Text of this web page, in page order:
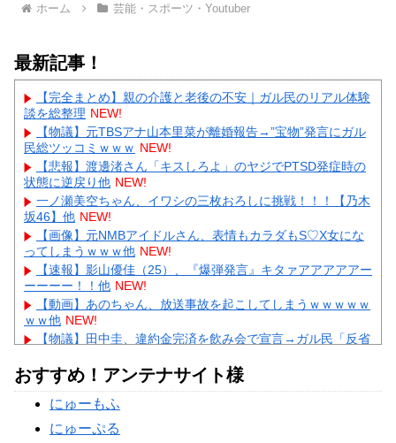
ホーム 芸能・スポーツ・Youtuber
最新記事！
【完全まとめ】親の介護と老後の不安｜ガル民のリアル体験
談を総整理 NEW!
【物議】元TBSアナ山本里菜が離婚報告→”宝物”発言にガル
民総ツッコミｗｗｗ NEW!
【悲報】渡邊渚さん「キスしろよ」のヤジでPTSD発症時の
状態に逆戻り他 NEW!
一ノ瀬美空ちゃん、イワシの三枚おろしに挑戦！！！【乃木
坂46】他 NEW!
【画像】元NMBアイドルさん、表情もカラダもS♡X女にな
ってしまうｗｗｗ他 NEW!
【速報】影山優佳（25）、『爆弾発言』キタァアアアアアー
ーーーー！！他 NEW!
【動画】あのちゃん、放送事故を起こしてしまうｗｗｗｗｗ
ｗｗ他 NEW!
【物議】田中圭、違約金完済を飲み会で宣言→ガル民「反省
【物議】広末涼子まさかの地上波復帰→”次男の言葉”にガル
民大激論ｗｗｗ NEW!
【衝撃】｢ブラに5000円は贅沢｣と妻を叱った夫→まさかの
正体にガル民が大激怒ｗｗｗ
おすすめ！アンテナサイト様
にゅーもふ
にゅーぷる